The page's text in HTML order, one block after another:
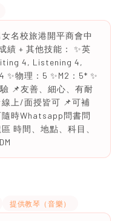
名校旅港開平商會中
績 + 其他技能： ✨英
4, Listening 4,
✨物理：5 ✨M2：5* ✨
📌友善、細心、有耐
上/面授皆可 📌可補
時Whatsapp問書問
時間、地點、科目、
提供教琴（音樂）